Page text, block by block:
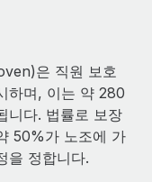
문가 지원 제공
은 직원 보호
하며, 이는 약 280
니다. 법률로 보장
50%가 노조에 가
을 정합니다.